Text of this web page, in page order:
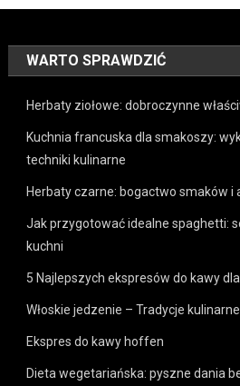
WARTO SPRAWDZIĆ
Herbaty ziołowe: dobroczynne
Kuchnia francuska dla smakoszy:
techniki kulinarne
Herbaty czarne: bogactwo smaków i
Jak przygotować idealne spaghetti:
kuchni
5 Najlepszych ekspresów do kawy
Włoskie jedzenie – Tradycje
Ekspres do kawy hoffen
Dieta wegetariańska: pyszne dania